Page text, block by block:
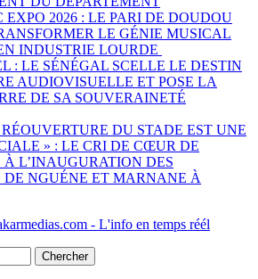
2026 : LE PARI DE DOUDOU
LE GÉNIE MUSICAL
INDUSTRIE LOURDE
: LE SÉNÉGAL SCELLE LE DESTIN
AUDIOVISUELLE ET POSE LA
DE SA SOUVERAINETÉ
DU STADE EST UNE
» : LE CRI DE CŒUR DE
L’INAUGURATION DES
DE NGUÉNE ET MARNANE À
- L'info en temps réél